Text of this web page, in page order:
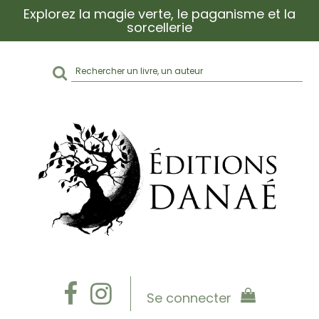
Explorez la magie verte, le paganisme et la
sorcellerie
Rechercher
sur
Se connecter